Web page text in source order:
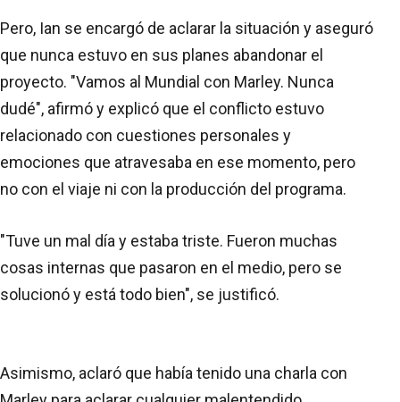
Pero, Ian se encargó de aclarar la situación y aseguró
que nunca estuvo en sus planes abandonar el
proyecto. "Vamos al Mundial con Marley. Nunca
dudé", afirmó y explicó que el conflicto estuvo
relacionado con cuestiones personales y
emociones que atravesaba en ese momento, pero
no con el viaje ni con la producción del programa.
"Tuve un mal día y estaba triste. Fueron muchas
cosas internas que pasaron en el medio, pero se
solucionó y está todo bien", se justificó.
Asimismo, aclaró que había tenido una charla con